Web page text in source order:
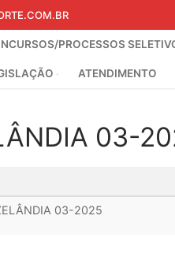
PROCESSOS
ATENDIMENTO
03-
03-2025